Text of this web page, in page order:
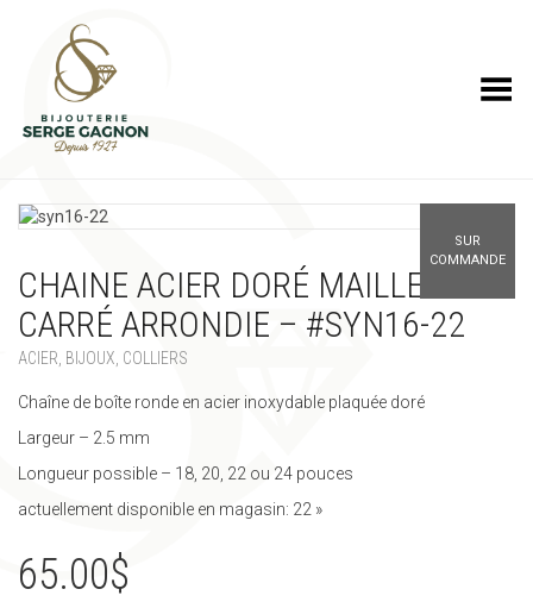
Toggle Menu
SUR
COMMANDE
CHAINE ACIER DORÉ MAILLE
CARRÉ ARRONDIE – #SYN16-22
ACIER BIJOUX COLLIERS
Chaîne de boîte ronde en acier inoxydable plaquée doré
Largeur – 2.5 mm
Longueur possible – 18, 20, 22 ou 24 pouces
actuellement disponible en magasin: 22 »
65.00$